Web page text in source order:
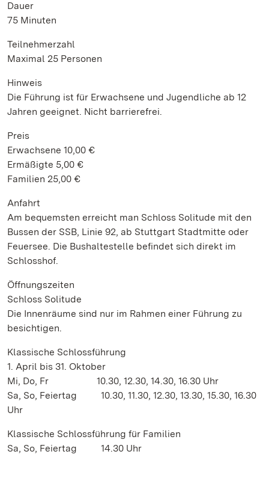
Dauer
75 Minuten
Teilnehmerzahl
Maximal 25 Personen
Hinweis
Die Führung ist für Erwachsene und Jugendliche ab 12
Jahren geeignet. Nicht barrierefrei.
Preis
Erwachsene 10,00 €
Ermäßigte 5,00 €
Familien 25,00 €
Anfahrt
Am bequemsten erreicht man Schloss Solitude mit den
Bussen der SSB, Linie 92, ab Stuttgart Stadtmitte oder
Feuersee. Die Bushaltestelle befindet sich direkt im
Schlosshof.
Öffnungszeiten
Schloss Solitude
Die Innenräume sind nur im Rahmen einer Führung zu
besichtigen.
Klassische Schlossführung
1. April bis 31. Oktober
Mi, Do, Fr 10.30, 12.30, 14.30, 16.30 Uhr
Sa, So, Feiertag 10.30, 11.30, 12.30, 13.30, 15.30, 16.30
Uhr
Klassische Schlossführung für Familien
Sa, So, Feiertag 14.30 Uhr